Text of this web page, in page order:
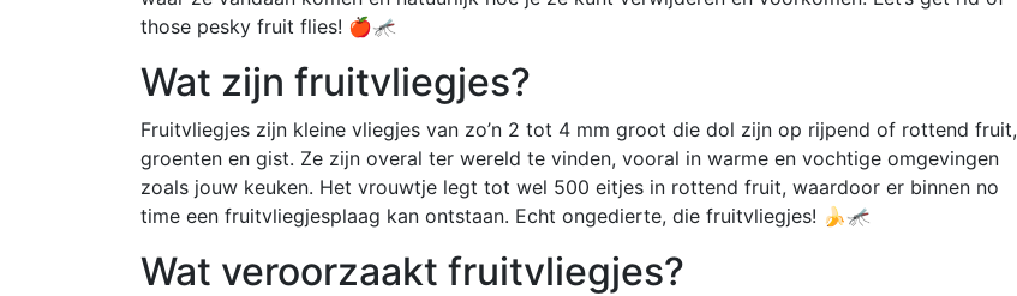
those pesky fruit flies! 🍎🦟
Wat zijn fruitvliegjes?
Fruitvliegjes zijn kleine vliegjes van zo’n 2 tot 4 mm groot die dol zijn op rijpend of rottend fruit,
groenten en gist. Ze zijn overal ter wereld te vinden, vooral in warme en vochtige omgevingen
zoals jouw keuken. Het vrouwtje legt tot wel 500 eitjes in rottend fruit, waardoor er binnen no
time een fruitvliegjesplaag kan ontstaan. Echt ongedierte, die fruitvliegjes! 🍌🦟
Wat veroorzaakt fruitvliegjes?